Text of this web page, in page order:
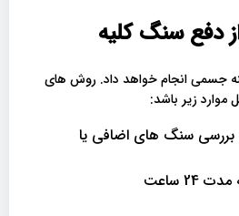
دفع سنگ کلیه
جسمی انجام خواهد داد. روش های
زیر باشد:
بررسی سنگ های اضافی یا
ساعت